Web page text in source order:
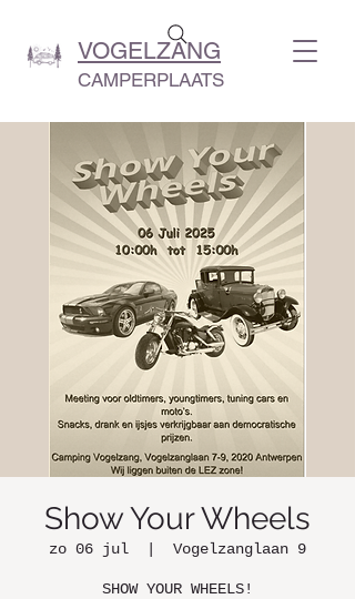
VOGELZANG
CAMPERPLAATS
Show Your Wheels
zo 06 jul Vogelzanglaan 9
SHOW YOUR WHEELS!